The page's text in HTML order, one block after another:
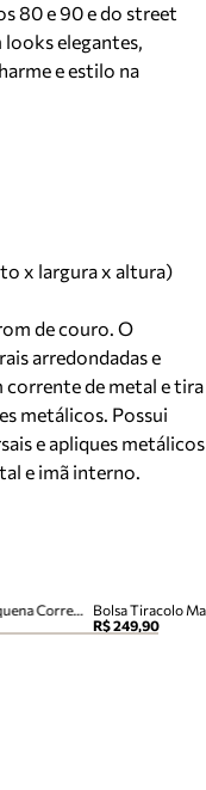
80 e 90 e do street
elegantes,
e estilo na
x largura x altura)
de couro. O
arredondadas e
corrente de metal e tira
metálicos. Possui
e apliques metálicos
e imã interno.
Bolsa Tiracolo Marrom Couro Pequena Corrente
Bolsa Tiracolo
R$ 249,90